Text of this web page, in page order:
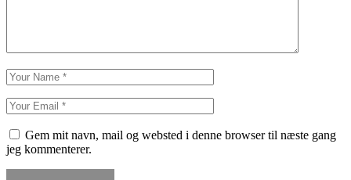
Gem mit navn, mail og websted i denne browser til næste gang
jeg kommenterer.